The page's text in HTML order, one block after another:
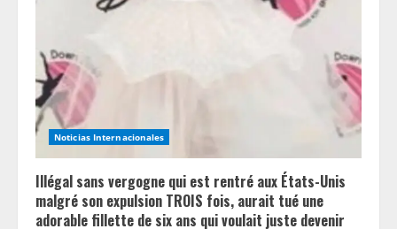
d
i
n
g Noticias Internacionales
Illégal sans vergogne qui est rentré aux États-Unis
malgré son expulsion TROIS fois, aurait tué une
adorable fillette de six ans qui voulait juste devenir